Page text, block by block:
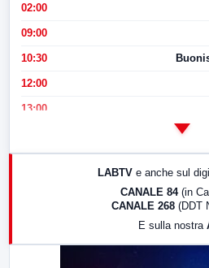
02:00
09:00
10:30
12:00
13:00
17:00
LABTV e anche sul
CANALE 84 (in
CANALE 268 (DDT
E sulla nostra